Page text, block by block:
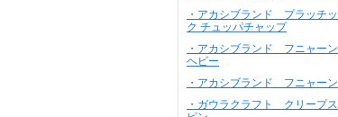
・アカシブランド プラッチッ
ク チュッパチャップ
・アカシブランド フニャーン
ヘビー
・アカシブランド フニャーン
・ガウラクラフト クリープス